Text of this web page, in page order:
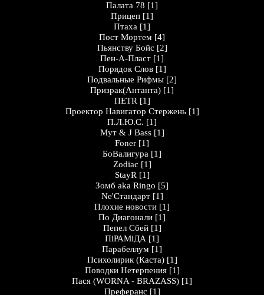
Палата 78 [1]
Прицеп [1]
Птаха [1]
Пост Мортем [4]
Пьянству Бойс [2]
Пен-А-Пласт [1]
Порядок Слов [1]
Подвальные Рифмы [2]
Призрак(Антанта) [1]
ПЕТR [1]
Проектор Навигатор Стержень [1]
П.Л.Ю.С. [1]
Мут & J Bass [1]
Foner [1]
БоВалигура [1]
Zodiac [1]
StayR [1]
Зомб aka Ringo [5]
Ne'Стандарт [1]
Плохие новости [1]
По Диагонали [1]
Пепел Сбей [1]
ПіРАМіДА [1]
Парабеллум [1]
Психолирик (Каста) [1]
Поводки Нетерпения [1]
Пася (WORNA - BRAZASS) [1]
Преферанс [1]